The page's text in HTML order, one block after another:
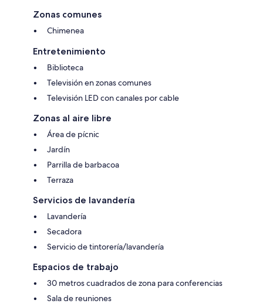
Zonas comunes
Chimenea
Entretenimiento
Biblioteca
Televisión en zonas comunes
Televisión LED con canales por cable
Zonas al aire libre
Área de pícnic
Jardín
Parrilla de barbacoa
Terraza
Servicios de lavandería
Lavandería
Secadora
Servicio de tintorería/lavandería
Espacios de trabajo
30 metros cuadrados de zona para conferencias
Sala de reuniones